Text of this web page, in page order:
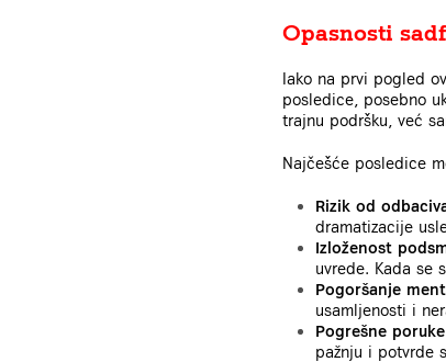
Opasnosti
Iako na prvi pogled
posledice, posebno
trajnu podršku, već
Najčešće posledice
Rizik od
dramatizacije
Izloženost
uvrede. Kada se
Pogoršanje
usamljenosti i
Pogrešne poruke
pažnju i potvrde